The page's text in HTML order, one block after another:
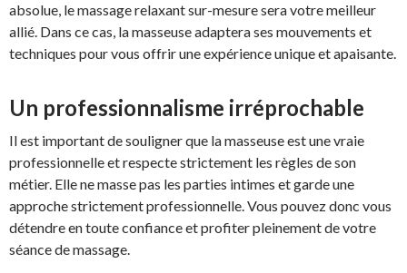
absolue, le massage relaxant sur-mesure sera votre meilleur
allié. Dans ce cas, la masseuse adaptera ses mouvements et
techniques pour vous offrir une expérience unique et apaisante.
Un professionnalisme irréprochable
Il est important de souligner que la masseuse est une vraie
professionnelle et respecte strictement les règles de son
métier. Elle ne masse pas les parties intimes et garde une
approche strictement professionnelle. Vous pouvez donc vous
détendre en toute confiance et profiter pleinement de votre
séance de massage.